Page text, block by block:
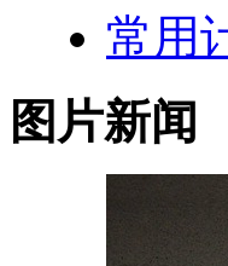
常用
图片新闻